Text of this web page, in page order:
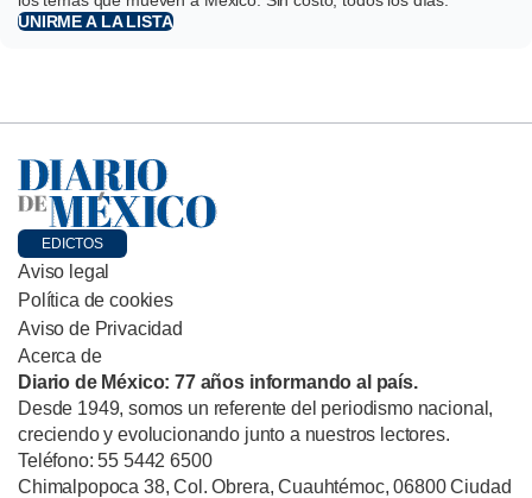
UNIRME A LA LISTA
EDICTOS
Aviso legal
Política de cookies
Aviso de Privacidad
Acerca de
Diario de México: 77 años informando al país.
Desde 1949, somos un referente del periodismo nacional,
creciendo y evolucionando junto a nuestros lectores.
Teléfono: 55 5442 6500
Chimalpopoca 38, Col. Obrera, Cuauhtémoc, 06800 Ciudad